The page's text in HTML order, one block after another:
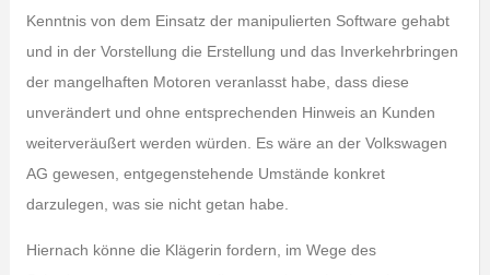
Kenntnis von dem Einsatz der manipulierten Software gehabt
und in der Vorstellung die Erstellung und das Inverkehrbringen
der mangelhaften Motoren veranlasst habe, dass diese
unverändert und ohne entsprechenden Hinweis an Kunden
weiterveräußert werden würden. Es wäre an der Volkswagen
AG gewesen, entgegenstehende Umstände konkret
darzulegen, was sie nicht getan habe.
Hiernach könne die Klägerin fordern, im Wege des